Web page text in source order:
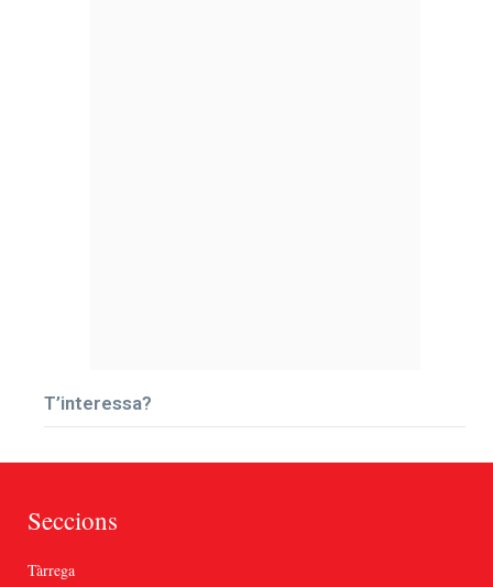
T’interessa?
Seccions
Tàrrega